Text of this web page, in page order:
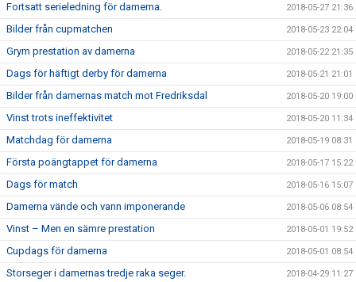
Fortsatt serieledning för damerna. 2018-05-27 21:36
Bilder från cupmatchen 2018-05-23 22:04
Grym prestation av damerna 2018-05-22 21:35
Dags för häftigt derby för damerna 2018-05-21 21:01
Bilder från damernas match mot Fredriksdal 2018-05-20 19:00
Vinst trots ineffektivitet 2018-05-20 11:34
Matchdag för damerna 2018-05-19 08:31
Första poängtappet för damerna 2018-05-17 15:22
Dags för match 2018-05-16 15:07
Damerna vände och vann imponerande 2018-05-06 08:54
Vinst – Men en sämre prestation 2018-05-01 19:52
Cupdags för damerna 2018-05-01 08:54
Storseger i damernas tredje raka seger. 2018-04-29 11:27